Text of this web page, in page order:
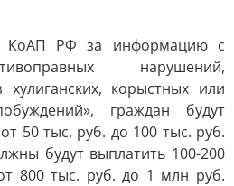
КоАП РФ за информацию с
нарушений,
хулиганских, корыстных или
граждан будут
50 тыс. руб. до 100 тыс. руб.
будут выплатить 100-200
800 тыс. руб. до 1 млн руб.